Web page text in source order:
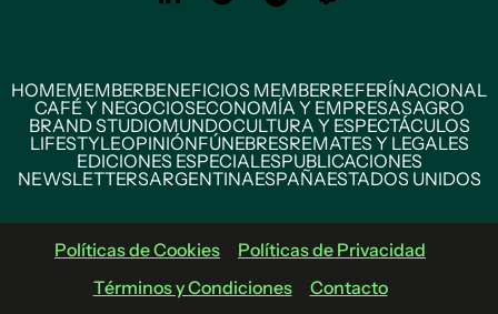
HOMEMEMBERBENEFICIOS MEMBERREFERÍNACIONAL
CAFÉ Y NEGOCIOSECONOMÍA Y EMPRESASAGRO
BRAND STUDIOMUNDOCULTURA Y ESPECTÁCULOS
LIFESTYLEOPINIÓNFÚNEBRESREMATES Y LEGALES
EDICIONES ESPECIALESPUBLICACIONES
NEWSLETTERSARGENTINAESPAÑAESTADOS UNIDOS
Políticas de Cookies
Políticas de Privacidad
Términos y Condiciones
Contacto